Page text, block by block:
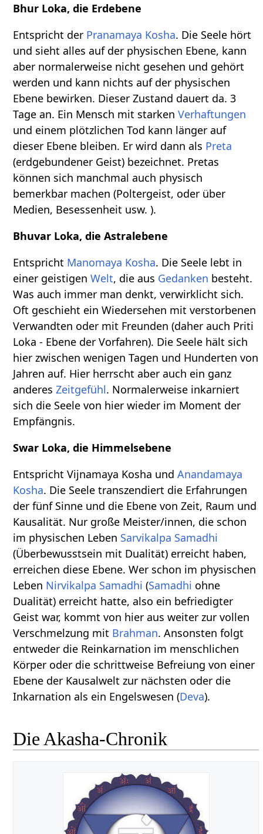
Bhur Loka, die Erdebene
Entspricht der Pranamaya Kosha. Die Seele hört
und sieht alles auf der physischen Ebene, kann
aber normalerweise nicht gesehen und gehört
werden und kann nichts auf der physischen
Ebene bewirken. Dieser Zustand dauert da. 3
Tage an. Ein Mensch mit starkenVerhaftungen
und einem plötzlichen Tod kann länger auf
dieser Ebene bleiben. Er wird dann als Preta
(erdgebundener Geist) bezeichnet. Pretas
können sich manchmal auch physisch
bemerkbar machen (Poltergeist, oder über
Medien, Besessenheit usw. ).
Bhuvar Loka, die Astralebene
Entspricht Manomaya Kosha. Die Seele lebt in
einer geistigenWelt, die aus Gedanken besteht.
Was auch immer man denkt, verwirklicht sich.
Oft geschieht ein Wiedersehen mit verstorbenen
Verwandten oder mit Freunden (daher auch Priti
Loka - Ebene der Vorfahren). Die Seele hält sich
hier zwischen wenigen Tagen und Hunderten von
Jahren auf. Hier herrscht aber auch ein ganz
anderesZeitgefühl. Normalerweise inkarniert
sich die Seele von hier wieder im Moment der
Empfängnis.
Swar Loka, die Himmelsebene
Entspricht Vijnamaya Kosha undAnandamaya
Kosha. Die Seele transzendiert die Erfahrungen
der fünf Sinne und die Ebene von Zeit, Raum und
Kausalität. Nur große Meister/innen, die schon
im physischen Leben Sarvikalpa Samadhi
(Überbewusstsein mit Dualität) erreicht haben,
erreichen diese Ebene. Wer schon im physischen
Leben Nirvikalpa Samadhi (Samadhi ohne
Dualität) erreicht hatte, also ein befriedigter
Geist war, kommt von hier aus weiter zur vollen
Verschmelzung mit Brahman. Ansonsten folgt
entweder die Reinkarnation im menschlichen
Körper oder die schrittweise Befreiung von einer
Ebene der Kausalwelt zur nächsten oder die
Inkarnation als ein Engelswesen (Deva).
Die Akasha-Chronik